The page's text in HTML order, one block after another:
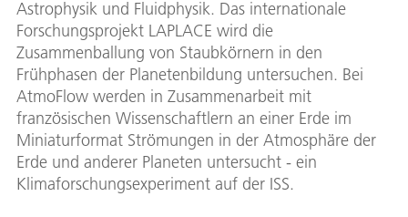
Astrophysik und Fluidphysik. Das internationale
Forschungsprojekt LAPLACE wird die
Zusammenballung von Staubkörnern in den
Frühphasen der Planetenbildung untersuchen. Bei
AtmoFlow werden in Zusammenarbeit mit
französischen Wissenschaftlern an einer Erde im
Miniaturformat Strömungen in der Atmosphäre der
Erde und anderer Planeten untersucht - ein
Klimaforschungsexperiment auf der ISS.